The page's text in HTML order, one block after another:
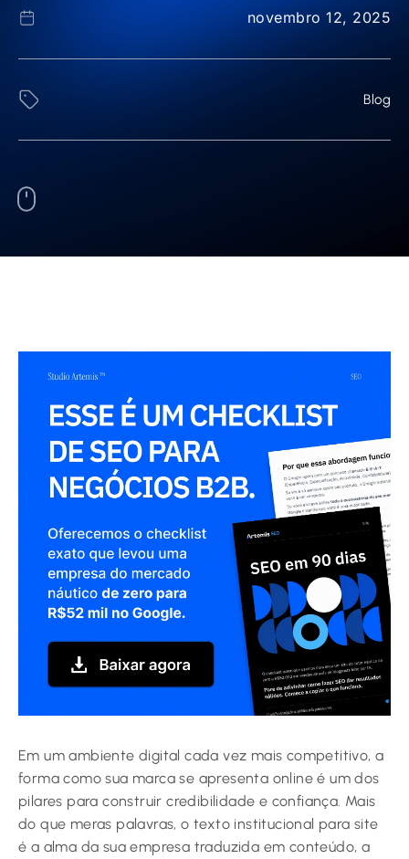
novembro 12, 2025
Blog
Em um ambiente digital cada vez mais competitivo, a
forma como sua marca se apresenta online é um dos
pilares para construir credibilidade e confiança. Mais
do que meras palavras, o texto institucional para site
é a alma da sua empresa traduzida em conteúdo, a